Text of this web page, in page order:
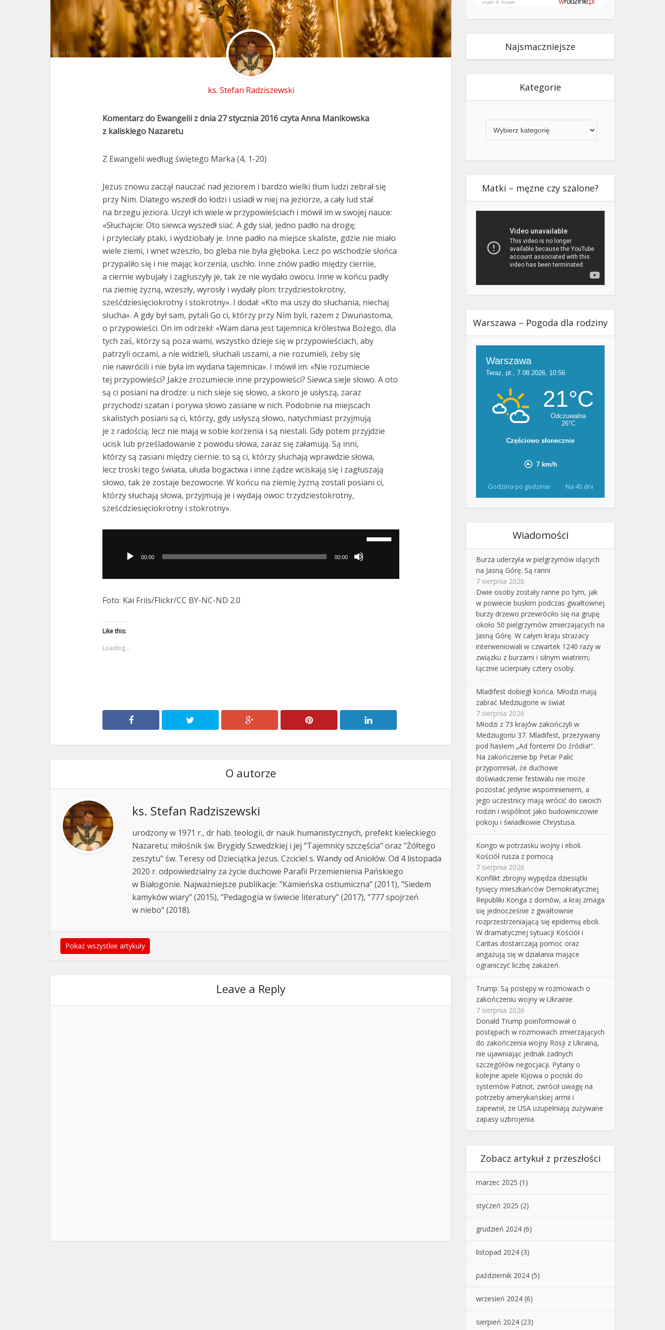
ks. Stefan Radziszewski
Komentarz do Ewangelii z dnia 27 stycznia 2016 czyta Anna Manikowska
z kaliskiego Nazaretu
Z Ewangelii według świętego Marka (4, 1-20)
Jezus znowu zaczął nauczać nad jeziorem i bardzo wielki tłum ludzi zebrał się
przy Nim. Dlatego wszedł do łodzi i usiadł w niej na jeziorze, a cały lud stał
na brzegu jeziora. Uczył ich wiele w przypowieściach i mówił im w swojej nauce:
«Słuchajcie: Oto siewca wyszedł siać. A gdy siał, jedno padło na drogę;
i przyleciały ptaki, i wydziobały je. Inne padło na miejsce skaliste, gdzie nie miało
wiele ziemi, i wnet wzeszło, bo gleba nie była głęboka. Lecz po wschodzie słońca
przypaliło się i nie mając korzenia, uschło. Inne znów padło między ciernie,
a ciernie wybujały i zagłuszyły je, tak że nie wydało owocu. Inne w końcu padły
na ziemię żyzną, wzeszły, wyrosły i wydały plon: trzydziestokrotny,
sześćdziesięciokrotny i stokrotny». I dodał: «Kto ma uszy do słuchania, niechaj
słucha». A gdy był sam, pytali Go ci, którzy przy Nim byli, razem z Dwunastoma,
o przypowieści. On im odrzekł: «Wam dana jest tajemnica królestwa Bożego, dla
tych zaś, którzy są poza wami, wszystko dzieje się w przypowieściach, aby
patrzyli oczami, a nie widzieli, słuchali uszami, a nie rozumieli, żeby się
nie nawrócili i nie była im wydana tajemnica». I mówił im: «Nie rozumiecie
tej przypowieści? Jakże zrozumiecie inne przypowieści? Siewca sieje słowo. A oto
są ci posiani na drodze: u nich sieje się słowo, a skoro je usłyszą, zaraz
przychodzi szatan i porywa słowo zasiane w nich. Podobnie na miejscach
skalistych posiani są ci, którzy, gdy usłyszą słowo, natychmiast przyjmują
je z radością; lecz nie mają w sobie korzenia i są niestali. Gdy potem przyjdzie
ucisk lub prześladowanie z powodu słowa, zaraz się załamują. Są inni,
którzy są zasiani między ciernie: to są ci, którzy słuchają wprawdzie słowa,
lecz troski tego świata, ułuda bogactwa i inne żądze wciskają się i zagłuszają
słowo, tak że zostaje bezowocne. W końcu na ziemię żyzną zostali posiani ci,
którzy słuchają słowa, przyjmują je i wydają owoc: trzydziestokrotny,
sześćdziesięciokrotny i stokrotny».
dźwiękowych
00:00 00:00
Foto: Kai Friis/Flickr/CC BY-NC-ND 2.0
Like this:
Loading...
O autorze
ks. Stefan Radziszewski
urodzony w 1971 r., dr hab. teologii, dr nauk humanistycznych, prefekt kieleckiego
Nazaretu; miłośnik św. Brygidy Szwedzkiej i jej "Tajemnicy szczęścia" oraz "Żółtego
zeszytu" św. Teresy od Dzieciątka Jezus. Czciciel s. Wandy od Aniołów. Od 4 listopada
2020 r. odpowiedzialny za życie duchowe Parafii Przemienienia Pańskiego
w Białogonie. Najważniejsze publikacje: "Kamieńska ostiumiczna" (2011), "Siedem
kamyków wiary" (2015), "Pedagogia w świecie literatury" (2017), "777 spojrzeń
w niebo" (2018).
Pokaż wszystkie artykuły
Leave a Reply
Najsmaczniejsze
Kategorie
Matki – męzne czy szalone?
Warszawa – Pogoda dla rodziny
Godzina po godzinie Na 45 dni
Wiadomości
Burza uderzyła w pielgrzymów idących
na Jasną Górę. Są ranni
7 sierpnia 2026
Dwie osoby zostały ranne po tym, jak
w powiecie buskim podczas gwałtownej
burzy drzewo przewróciło się na grupę
około 50 pielgrzymów zmierzających na
Jasną Górę. W całym kraju strażacy
interweniowali w czwartek 1240 razy w
związku z burzami i silnym wiatrem;
łącznie ucierpiały cztery osoby.
Mladifest dobiegł końca. Młodzi mają
zabrać Medziugorie w świat
7 sierpnia 2026
Młodzi z 73 krajów zakończyli w
Medziugoriu 37. Mladifest, przeżywany
pod hasłem „Ad fontem! Do źródła!”.
Na zakończenie bp Petar Palić
przypomniał, że duchowe
doświadczenie festiwalu nie może
pozostać jedynie wspomnieniem, a
jego uczestnicy mają wrócić do swoich
rodzin i wspólnot jako budowniczowie
pokoju i świadkowie Chrystusa.
Kongo w potrzasku wojny i eboli.
Kościół rusza z pomocą
7 sierpnia 2026
Konflikt zbrojny wypędza dziesiątki
tysięcy mieszkańców Demokratycznej
Republiki Konga z domów, a kraj zmaga
się jednocześnie z gwałtownie
rozprzestrzeniającą się epidemią eboli.
W dramatycznej sytuacji Kościół i
Caritas dostarczają pomoc oraz
angażują się w działania mające
ograniczyć liczbę zakażeń.
Trump: Są postępy w rozmowach o
zakończeniu wojny w Ukrainie
7 sierpnia 2026
Donald Trump poinformował o
postępach w rozmowach zmierzających
do zakończenia wojny Rosji z Ukrainą,
nie ujawniając jednak żadnych
szczegółów negocjacji. Pytany o
kolejne apele Kijowa o pociski do
systemów Patriot, zwrócił uwagę na
potrzeby amerykańskiej armii i
zapewnił, że USA uzupełniają zużywane
zapasy uzbrojenia.
Zobacz artykuł z przeszłości
marzec 2025 (1)
styczeń 2025 (2)
grudzień 2024 (6)
listopad 2024 (3)
październik 2024 (5)
wrzesień 2024 (6)
sierpień 2024 (23)